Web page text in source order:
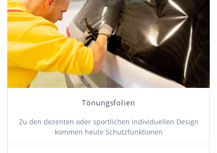
Tönungsfolien
Zu den dezenten oder sportlichen individuellen Design
kommen heute Schutzfunktionen